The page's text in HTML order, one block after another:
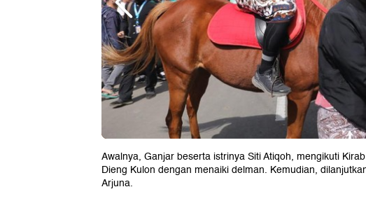
Awalnya, Ganjar beserta istrinya Siti Atiqoh, mengikuti
Dieng Kulon dengan menaiki delman. Kemudian,
Arjuna.